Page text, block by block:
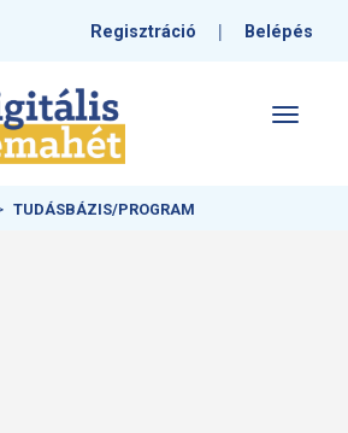
Regisztráció | Belépés
Toggle
TUDÁSBÁZIS/PROGRAM